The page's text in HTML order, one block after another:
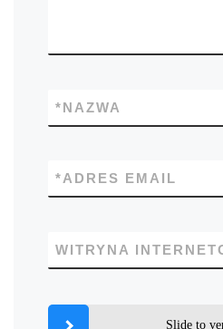
NAZWA
*
ADRES EMAIL
*
WITRYNA
Slide to